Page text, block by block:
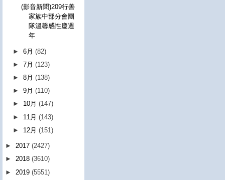
(影音新聞)209行善
家族中部分會團
隊溫馨感性慶週
年
►6月(82)
►7月(123)
►8月(138)
►9月(110)
► 10月(147)
► 11月(143)
► 12月(151)
► 2017 (2427)
► 2018 (3610)
► 2019 (5551)